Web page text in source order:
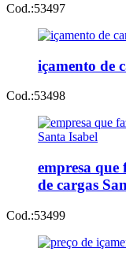
Cod.:53497
içamento de
Cod.:53498
empresa que
de cargas
Cod.:53499